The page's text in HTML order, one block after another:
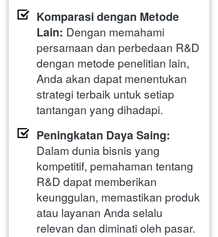
Komparasi dengan Metode
Lain: Dengan memahami
persamaan dan perbedaan R&D
dengan metode penelitian lain,
Anda akan dapat menentukan
strategi terbaik untuk setiap
tantangan yang dihadapi.
Peningkatan Daya Saing:
Dalam dunia bisnis yang
kompetitif, pemahaman tentang
R&D dapat memberikan
keunggulan, memastikan produk
atau layanan Anda selalu
relevan dan diminati oleh pasar.